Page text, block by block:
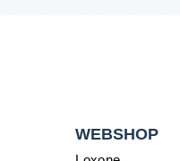
WEBSHOP